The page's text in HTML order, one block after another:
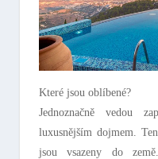
Které jsou oblíbené?
Jednoznačně vedou
luxusnějším dojmem.
jsou vsazeny do